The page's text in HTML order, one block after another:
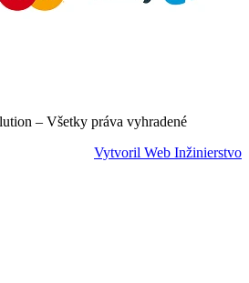
– Všetky práva vyhradené
Vytvoril Web Inžinierstvo